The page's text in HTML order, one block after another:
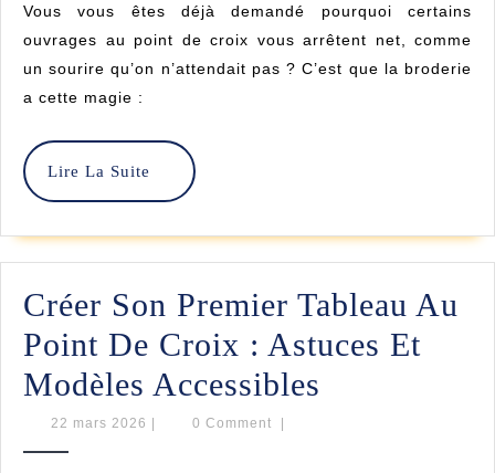
De
Au
Vous vous êtes déjà demandé pourquoi certains
ouvrages au point de croix vous arrêtent net, comme
un sourire qu’on n’attendait pas ? C’est que la broderie
a cette magie :
Lire La Suite
Lire
La
Créer Son Premier Tableau Au
Point De Croix : Astuces Et
Modèles Accessibles
22 mars 2026 22
| 0 Comment |